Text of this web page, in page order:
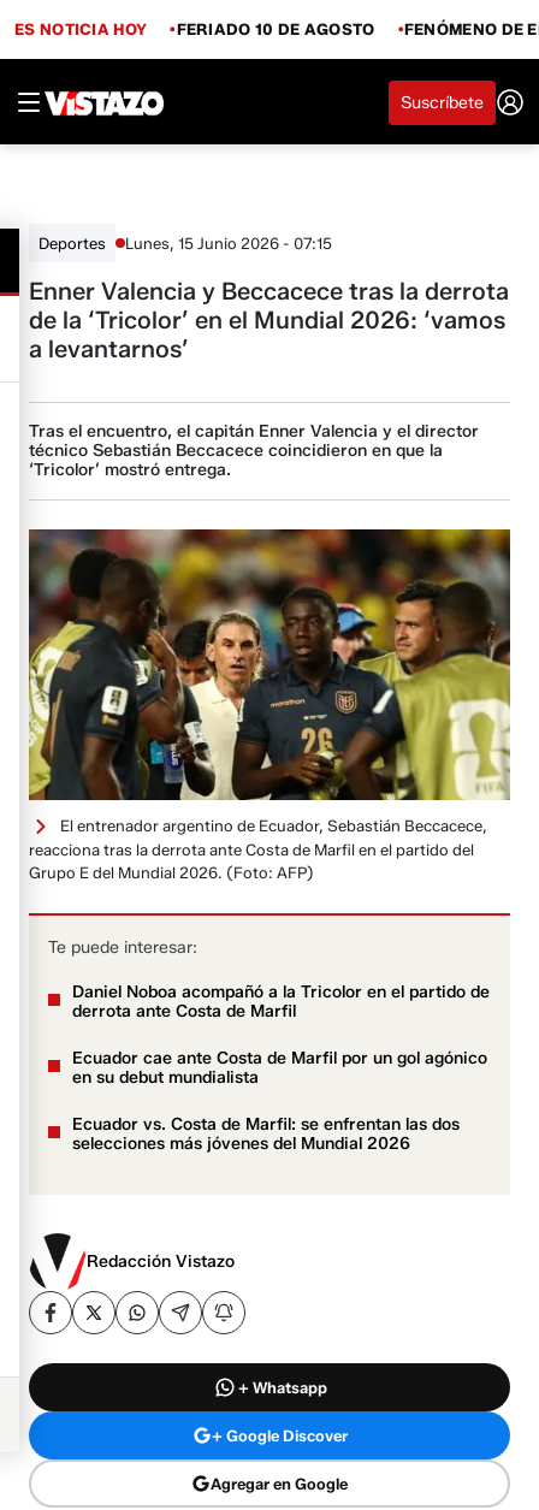
ES NOTICIA HOY FERIADO 10 DE AGOSTO FENÓMENO DE
Suscríbete
Deportes Lunes, 15 Junio 2026 - 07:15
Enner Valencia y Beccacece tras la derrota
de la ‘Tricolor’ en el Mundial 2026: ‘vamos
a levantarnos’
Tras el encuentro, el capitán Enner Valencia y el director
técnico Sebastián Beccacece coincidieron en que la
‘Tricolor’ mostró entrega.
El entrenador argentino de Ecuador, Sebastián Beccacece,
reacciona tras la derrota ante Costa de Marfil en el partido del
Grupo E del Mundial 2026. (Foto: AFP)
Te puede interesar:
Daniel Noboa acompañó a la Tricolor en el partido de
derrota ante Costa de Marfil
Ecuador cae ante Costa de Marfil por un gol agónico
en su debut mundialista
Ecuador vs. Costa de Marfil: se enfrentan las dos
selecciones más jóvenes del Mundial 2026
Redacción Vistazo
+ Whatsapp
+ Google Discover
Agregar en Google